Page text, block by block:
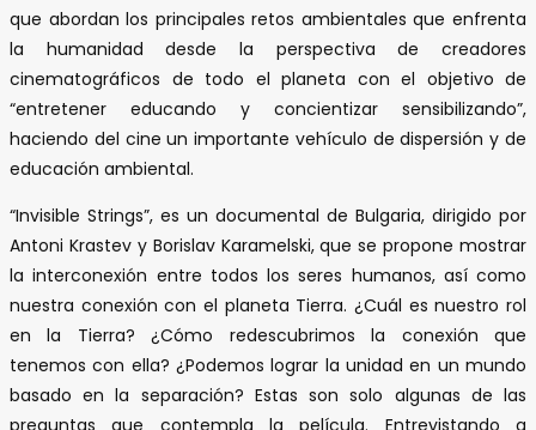
que abordan los principales retos ambientales que enfrenta
la humanidad desde la perspectiva de creadores
cinematográficos de todo el planeta con el objetivo de
“entretener educando y concientizar sensibilizando”,
haciendo del cine un importante vehículo de dispersión y de
educación ambiental.
“Invisible Strings”, es un documental de Bulgaria, dirigido por
Antoni Krastev y Borislav Karamelski, que se propone mostrar
la interconexión entre todos los seres humanos, así como
nuestra conexión con el planeta Tierra. ¿Cuál es nuestro rol
en la Tierra? ¿Cómo redescubrimos la conexión que
tenemos con ella? ¿Podemos lograr la unidad en un mundo
basado en la separación? Estas son solo algunas de las
preguntas que contempla la película. Entrevistando a